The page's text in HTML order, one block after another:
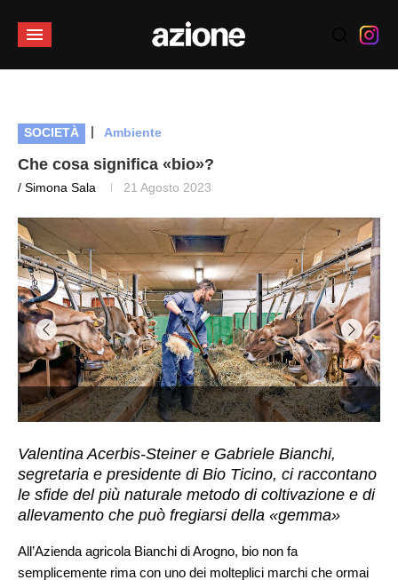
SOCIETÀ | Ambiente
Che cosa significa «bio»?
/ Simona Sala 21 Agosto 2023
Valentina Acerbis-Steiner e Gabriele Bianchi,
segretaria e presidente di Bio Ticino, ci raccontano
le sfide del più naturale metodo di coltivazione e di
allevamento che può fregiarsi della «gemma»
All’Azienda agricola Bianchi di Arogno, bio non fa
semplicemente rima con uno dei molteplici marchi che ormai